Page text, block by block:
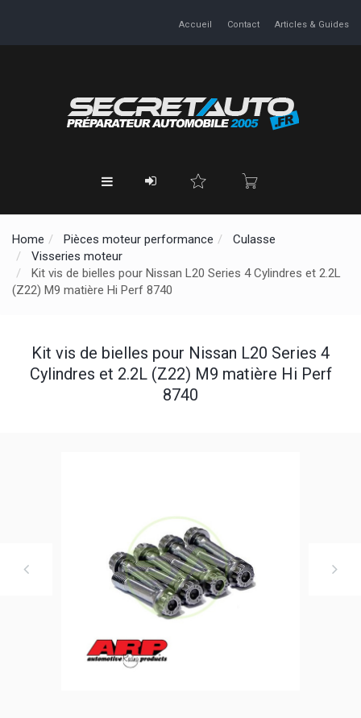
Accueil Contact Articles & Guides
Home Pièces moteur performance
Culasse
Visseries moteur
Kit vis de bielles pour Nissan L20 Series 4 Cylindres et 2.2L
(Z22) M9 matière Hi Perf 8740
Kit vis de bielles pour Nissan L20 Series 4
Cylindres et 2.2L (Z22) M9 matière Hi Perf
8740